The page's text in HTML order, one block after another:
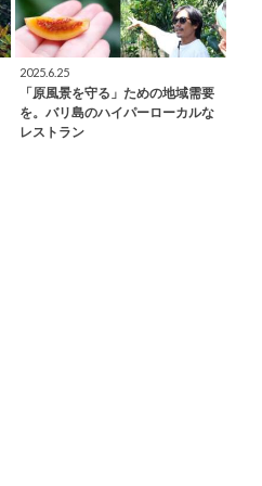
2025.6.25
「原風景を守る」ための地域需要
を。バリ島のハイパーローカルな
レストラン